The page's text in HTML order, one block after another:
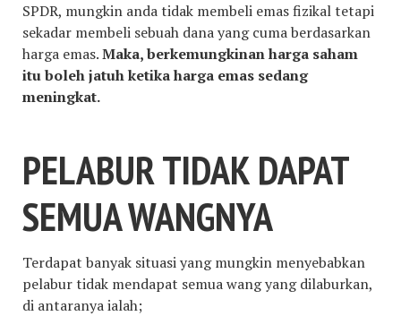
SPDR, mungkin anda tidak membeli emas fizikal tetapi
sekadar membeli sebuah dana yang cuma berdasarkan
harga emas.Maka, berkemungkinan harga saham
itu boleh jatuh ketika harga emas sedang
meningkat.
PELABUR TIDAK DAPAT
SEMUA WANGNYA
Terdapat banyak situasi yang mungkin menyebabkan
pelabur tidak mendapat semua wang yang dilaburkan,
di antaranya ialah;